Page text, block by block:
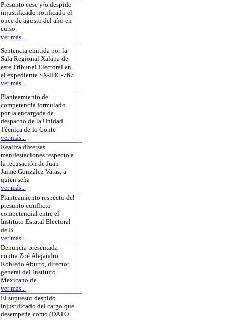
Presunto cese y/o despido
injustificado notificado el
once de agosto del año en
curso.
ver más...
Sentencia emitida por la
Sala Regional Xalapa de
este Tribunal Electoral en
el expediente SX-JDC-767
ver más...
Planteamiento de
competencia formulado
por la encargada de
despacho de la Unidad
Técnica de lo Conte
ver más...
Realiza diversas
manifestaciones respecto a
la recusación de Juan
Jaime González Varas, a
quien seña
ver más...
Planteamiento respecto del
presunto conflicto
competencial entre el
Instituto Estatal Electoral
de B
ver más...
Denuncia presentada
contra Zoé Alejandro
Robledo Aburto, director
general del Instituto
Mexicano de
ver más...
El supuesto despido
injustificado del cargo que
desempeña como (DATO